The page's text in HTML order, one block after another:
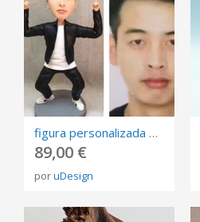
figura personalizada de fotos, 3D retrato Biscuit, muñeca de arte mini me personalizada
89,00 €
poruDesign